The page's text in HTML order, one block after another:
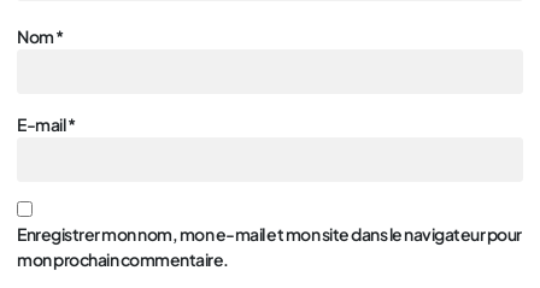
Nom*
E-mail*
Enregistrer mon nom, mon e-mail et mon site dans le navigateur pour
mon prochain commentaire.